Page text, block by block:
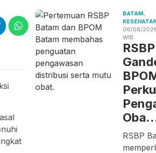
BATAM,
06/08/
WIB
RSBP
RSBP